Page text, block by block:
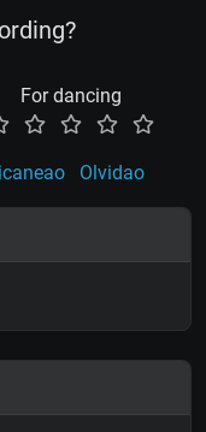
For dancing
Olvidao